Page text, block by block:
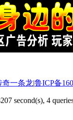
奇一条龙|鲁ICP备
second(s), 4